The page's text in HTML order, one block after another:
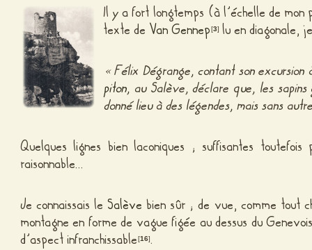
Il y a fort longtemps (à l’échelle de mon
texte de Van Gennep[3] lu en diagonale,
« Félix Dégrange, contant son
piton, au Salève, déclare que, les
donné lieu à des légendes, mais sans
Quelques lignes bien laconiques ; suffisantes
raisonnable…
Je connaissais leSalève bien sûr ; de vue, comme tout
montagne en forme de vague figée au dessus du
d’aspect infranchissable[16].